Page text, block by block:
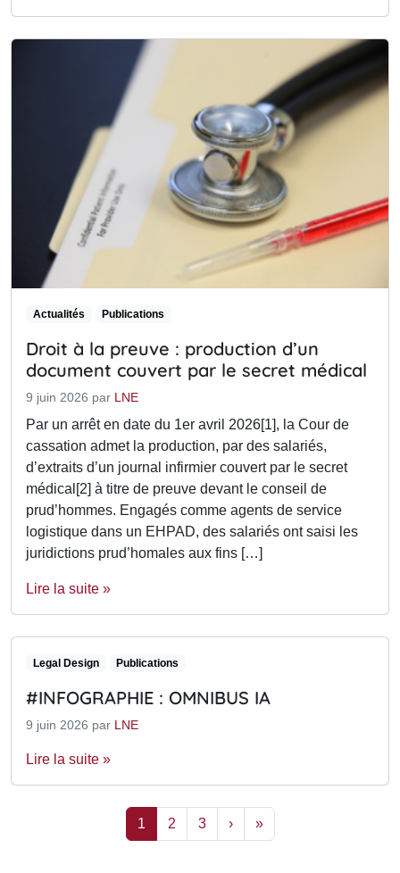
Actualités Publications
Droit à la preuve : production d’un
document couvert par le secret médical
9 juin 2026 par LNE
Par un arrêt en date du 1er avril 2026[1], la Cour de
cassation admet la production, par des salariés,
d’extraits d’un journal infirmier couvert par le secret
médical[2] à titre de preuve devant le conseil de
prud’hommes. Engagés comme agents de service
logistique dans un EHPAD, des salariés ont saisi les
juridictions prud’homales aux fins […]
Lire la suite »
Legal Design Publications
#INFOGRAPHIE : OMNIBUS IA
9 juin 2026 par LNE
Lire la suite »
Current Page
1 Page
2 Page
3 › »